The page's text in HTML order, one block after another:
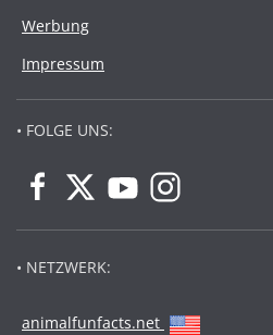
Werbung
Impressum
• FOLGE UNS:
• NETZWERK:
animalfunfacts.net